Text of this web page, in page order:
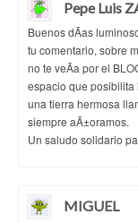
Pepe Luis
Buenos dÃ­as
tu comentario, sobre
no te veÃ­a por el
espacio que posibilita
una tierra hermosa
siempre aÃ±oramos.
Un saludo solidario
MIGUEL